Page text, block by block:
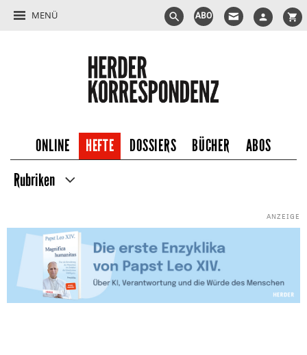
MENÜ ABO
ONLINE HEFTE DOSSIERS BÜCHER ABOS
Rubriken